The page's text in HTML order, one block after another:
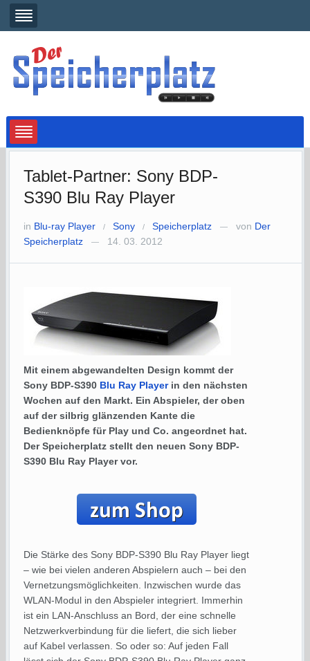
Tablet-Partner: Sony BDP-
S390 Blu Ray Player
in Blu-ray Player / Sony / Speicherplatz — von Der
Speicherplatz
— 14. 03. 2012
Mit einem abgewandelten Design kommt der
Sony BDP-S390 Blu Ray Playerin den nächsten
Wochen auf den Markt. Ein Abspieler, der oben
auf der silbrig glänzenden Kante die
Bedienknöpfe für Play und Co. angeordnet hat.
Der Speicherplatz stellt den neuen Sony BDP-
S390 Blu Ray Player vor.
Die Stärke des Sony BDP-S390 Blu Ray Player liegt
– wie bei vielen anderen Abspielern auch – bei den
Vernetzungsmöglichkeiten. Inzwischen wurde das
WLAN-Modul in den Abspieler integriert. Immerhin
ist ein LAN-Anschluss an Bord, der eine schnelle
Netzwerkverbindung für die liefert, die sich lieber
auf Kabel verlassen. So oder so: Auf jeden Fall